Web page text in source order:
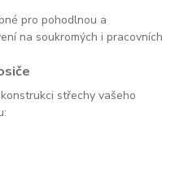
pro pohodlnou a
na soukromých i pracovních
střechy vašeho